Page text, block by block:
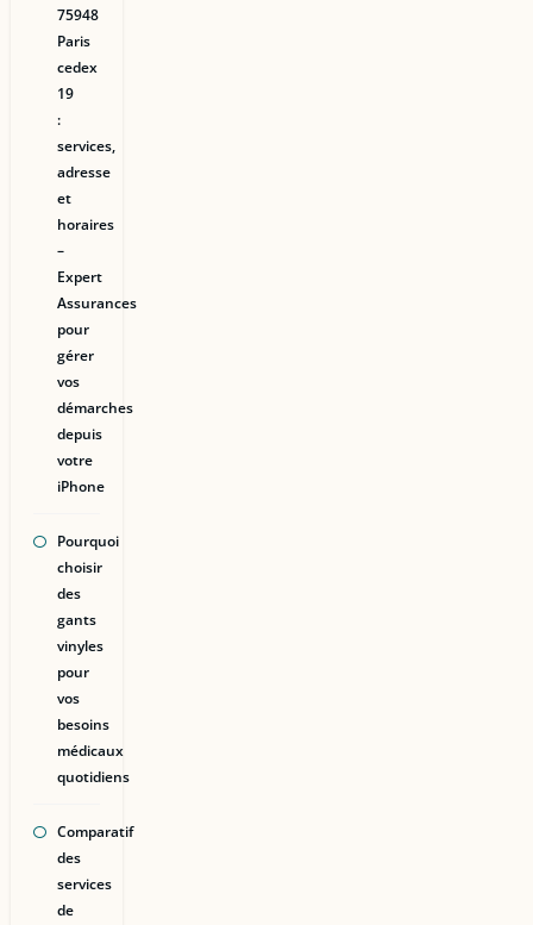
75948
Paris
cedex
19
:
services,
adresse
et
horaires
–
Expert
Assurances
pour
gérer
vos
démarches
depuis
votre
iPhone
Pourquoi
choisir
des
gants
vinyles
pour
vos
besoins
médicaux
quotidiens
Comparatif
des
services
de